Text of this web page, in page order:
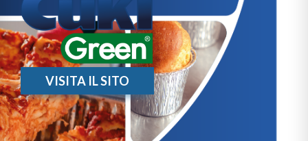
VISITA IL SITO